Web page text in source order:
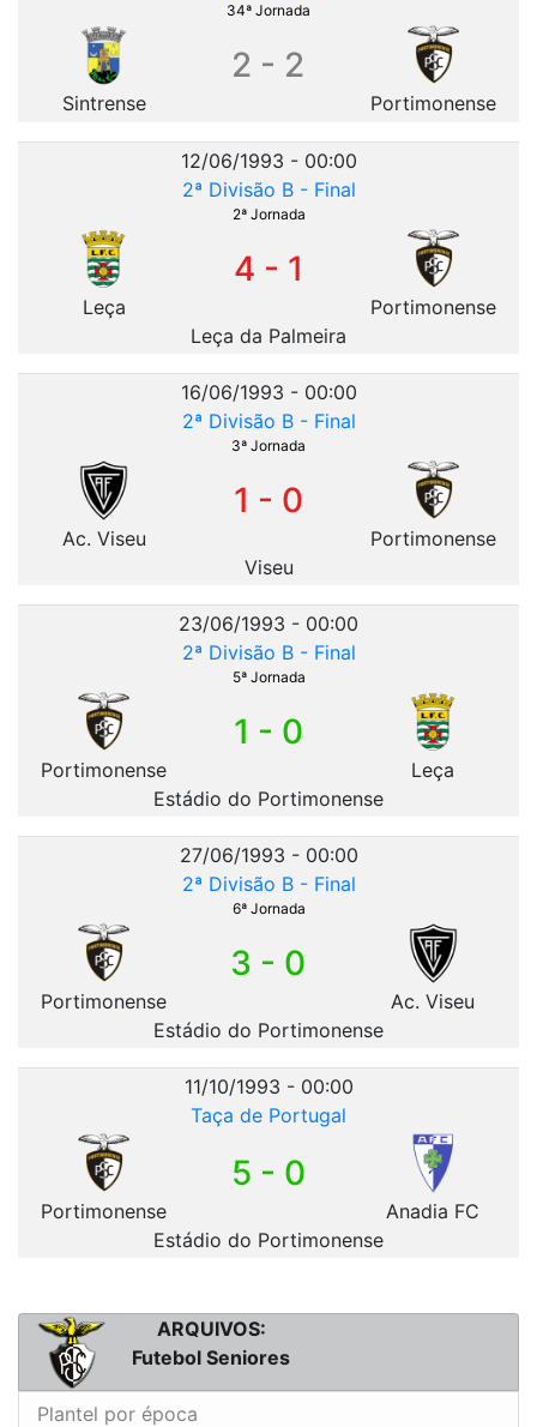
34ª Jornada
Sintrense
2 - 2
Portimonense
12/06/1993 - 00:00
2ª Divisão B - Final
2ª Jornada
Leça
4 - 1
Portimonense
Leça da Palmeira
16/06/1993 - 00:00
2ª Divisão B - Final
3ª Jornada
Ac. Viseu
1 - 0
Portimonense
Viseu
23/06/1993 - 00:00
2ª Divisão B - Final
5ª Jornada
Portimonense
1 - 0
Leça
Estádio do Portimonense
27/06/1993 - 00:00
2ª Divisão B - Final
6ª Jornada
Portimonense
3 - 0
Ac. Viseu
Estádio do Portimonense
11/10/1993 - 00:00
Taça de Portugal
Portimonense
5 - 0
Anadia FC
Estádio do Portimonense
ARQUIVOS:
Futebol Seniores
Plantel por época